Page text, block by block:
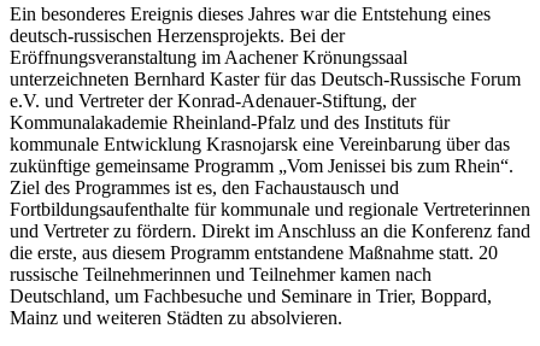
Ein besonderes Ereignis dieses Jahres war die Entstehung eines
deutsch-russischen Herzensprojekts. Bei der
Eröffnungsveranstaltung im Aachener Krönungssaal
unterzeichneten Bernhard Kaster für das Deutsch-Russische Forum
e.V. und Vertreter der Konrad-Adenauer-Stiftung, der
Kommunalakademie Rheinland-Pfalz und des Instituts für
kommunale Entwicklung Krasnojarsk eine Vereinbarung über das
zukünftige gemeinsame Programm „Vom Jenissei bis zum Rhein“.
Ziel des Programmes ist es, den Fachaustausch und
Fortbildungsaufenthalte für kommunale und regionale Vertreterinnen
und Vertreter zu fördern. Direkt im Anschluss an die Konferenz fand
die erste, aus diesem Programm entstandene Maßnahme statt. 20
russische Teilnehmerinnen und Teilnehmer kamen nach
Deutschland, um Fachbesuche und Seminare in Trier, Boppard,
Mainz und weiteren Städten zu absolvieren.